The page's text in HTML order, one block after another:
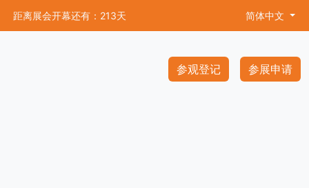
距离展会开幕还有：213天 简体中文
参观登记 参展申请